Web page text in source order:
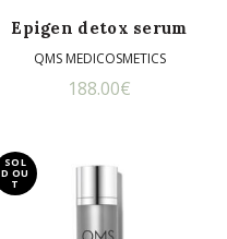
Epigen detox serum
QMS MEDICOSMETICS
188.00€
SOL
D OU
T